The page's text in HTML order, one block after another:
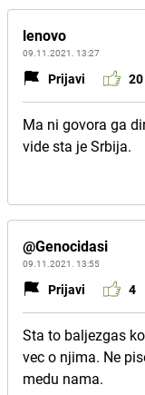
lenovo
09.11.2021. 13:27
Prijavi 20
Ma ni govora ga
vide sta je Srbija.
@Genocidasi
09.11.2021. 13:55
Prijavi 4
Sta to baljezgas
vec o njima. Ne
medu nama.